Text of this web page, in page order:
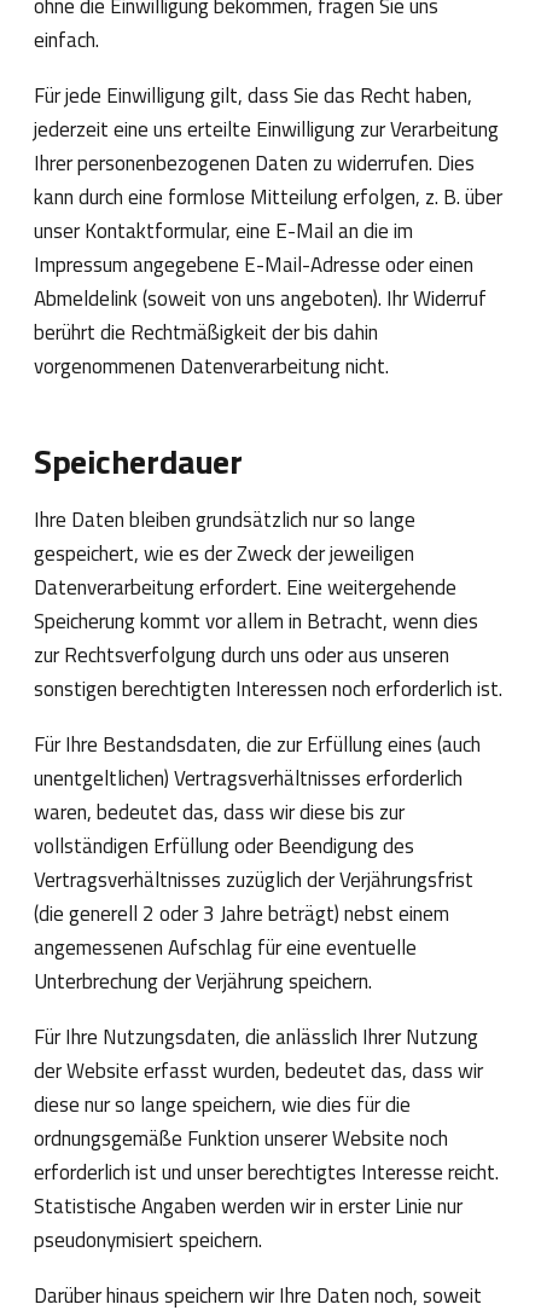
einfach.
Für jede Einwilligung gilt, dass Sie das Recht haben,
jederzeit eine uns erteilte Einwilligung zur Verarbeitung
Ihrer personenbezogenen Daten zu widerrufen. Dies
kann durch eine formlose Mitteilung erfolgen, z. B. über
unser Kontaktformular, eine E-Mail an die im
Impressum angegebene E-Mail-Adresse oder einen
Abmeldelink (soweit von uns angeboten). Ihr Widerruf
berührt die Rechtmäßigkeit der bis dahin
vorgenommenen Datenverarbeitung nicht.
Speicherdauer
Ihre Daten bleiben grundsätzlich nur so lange
gespeichert, wie es der Zweck der jeweiligen
Datenverarbeitung erfordert. Eine weitergehende
Speicherung kommt vor allem in Betracht, wenn dies
zur Rechtsverfolgung durch uns oder aus unseren
sonstigen berechtigten Interessen noch erforderlich ist.
Für Ihre Bestandsdaten, die zur Erfüllung eines (auch
unentgeltlichen) Vertragsverhältnisses erforderlich
waren, bedeutet das, dass wir diese bis zur
vollständigen Erfüllung oder Beendigung des
Vertragsverhältnisses zuzüglich der Verjährungsfrist
(die generell 2 oder 3 Jahre beträgt) nebst einem
angemessenen Aufschlag für eine eventuelle
Unterbrechung der Verjährung speichern.
Für Ihre Nutzungsdaten, die anlässlich Ihrer Nutzung
der Website erfasst wurden, bedeutet das, dass wir
diese nur so lange speichern, wie dies für die
ordnungsgemäße Funktion unserer Website noch
erforderlich ist und unser berechtigtes Interesse reicht.
Statistische Angaben werden wir in erster Linie nur
pseudonymisiert speichern.
Darüber hinaus speichern wir Ihre Daten noch, soweit